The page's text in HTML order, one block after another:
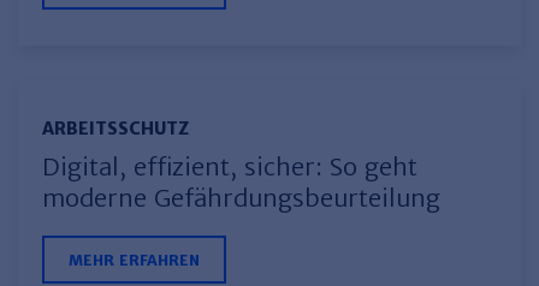
ARBEITSSCHUTZ
Digital, effizient, sicher: So geht
moderne Gefährdungsbeurteilung
MEHR ERFAHREN